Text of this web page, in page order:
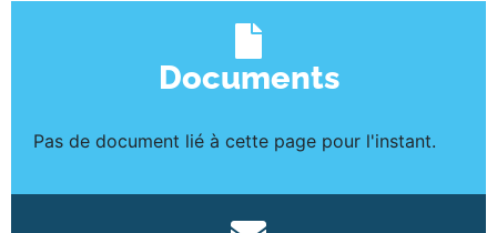
Documents
Pas de document lié à cette page pour l'instant.